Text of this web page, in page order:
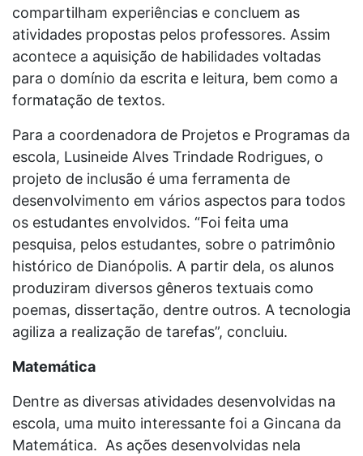
compartilham experiências e concluem as
atividades propostas pelos professores. Assim
acontece a aquisição de habilidades voltadas
para o domínio da escrita e leitura, bem como a
formatação de textos.
Para a coordenadora de Projetos e Programas da
escola, Lusineide Alves Trindade Rodrigues, o
projeto de inclusão é uma ferramenta de
desenvolvimento em vários aspectos para todos
os estudantes envolvidos. “Foi feita uma
pesquisa, pelos estudantes, sobre o patrimônio
histórico de Dianópolis. A partir dela, os alunos
produziram diversos gêneros textuais como
poemas, dissertação, dentre outros. A tecnologia
agiliza a realização de tarefas”, concluiu.
Matemática
Dentre as diversas atividades desenvolvidas na
escola, uma muito interessante foi a Gincana da
Matemática. As ações desenvolvidas nela